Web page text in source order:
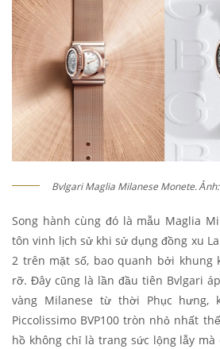
Bvlgari Maglia Milanese Monete.
Song hành cùng đó là mẫu Maglia
tôn vinh lịch sử khi sử dụng đồng xu
2 trên mặt số, bao quanh bởi khung
rỡ. Đây cũng là lần đầu tiên Bvlgari
vàng Milanese từ thời Phục hưng,
Piccolissimo BVP100 tròn nhỏ nhất
hồ không chỉ là trang sức lộng lẫy